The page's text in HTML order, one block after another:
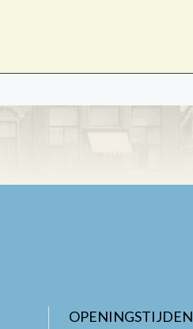
OPENINGSTIJDEN